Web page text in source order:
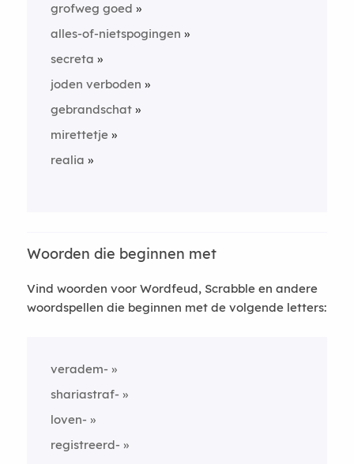
grofweg goed
alles-of-nietspogingen
secreta
joden verboden
gebrandschat
mirettetje
realia
Woorden die beginnen met
Vind woorden voor Wordfeud, Scrabble en andere
woordspellen die beginnen met de volgende letters:
veradem-
shariastraf-
loven-
registreerd-